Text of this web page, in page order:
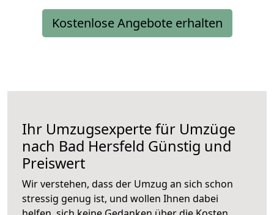
Kostenlose Angebote erhalten
Ihr Umzugsexperte für Umzüge
nach Bad Hersfeld Günstig und
Preiswert
Wir verstehen, dass der Umzug an sich schon
stressig genug ist, und wollen Ihnen dabei